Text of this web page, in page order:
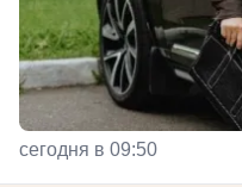
сегодня в 09:50